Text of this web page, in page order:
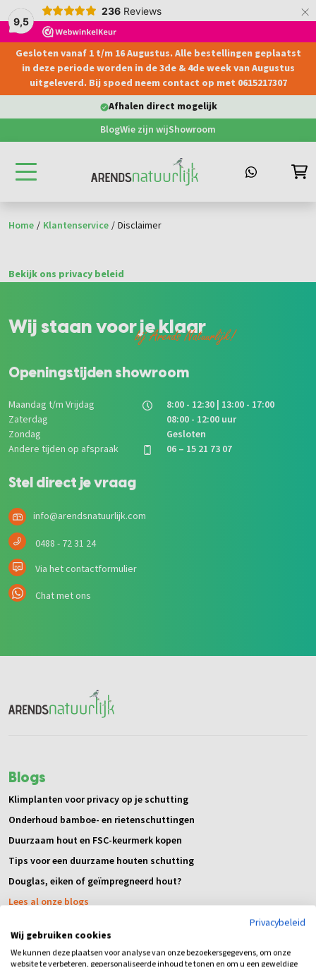
9,5
236 Reviews ×
Gesloten vanaf 1 t/m 16 Augustus. Alle bestellingen geplaatst
in deze periode worden in de 3de & 4de week van Augustus
uitgeleverd. Bij spoed neem contact op met 0615217307
Afhalen direct mogelijk
BlogWie zijn wijShowroom
Home / Klantenservice / Disclaimer
Bekijk ons privacy beleid
Wij staan voor je klaar
bij Arends Natuurlijk!
Openingstijden showroom
Maandag t/m Vrijdag
8:00 - 12:30 | 13:00 - 17:00
Zaterdag
08:00 - 12:00 uur
Zondag
Gesloten
Andere tijden op afspraak
06 – 15 21 73 07
Stel direct je vraag
info@arendsnatuurlijk.com
0488 - 72 31 24
Via het contactformulier
Chat met ons
Blogs
Klimplanten voor privacy op je schutting
Onderhoud bamboe- en rietenschuttingen
Duurzaam hout en FSC-keurmerk kopen
Tips voor een duurzame houten schutting
Douglas, eiken of geïmpregneerd hout?
Lees al onze blogs
Klantenservice
Algemene voorwaarden
Privacybeleid
Wij gebruiken cookies
We kunnen deze plaatsen voor analyse van onze bezoekersgegevens, om onze
website te verbeteren, gepersonaliseerde inhoud te tonen en om u een geweldige